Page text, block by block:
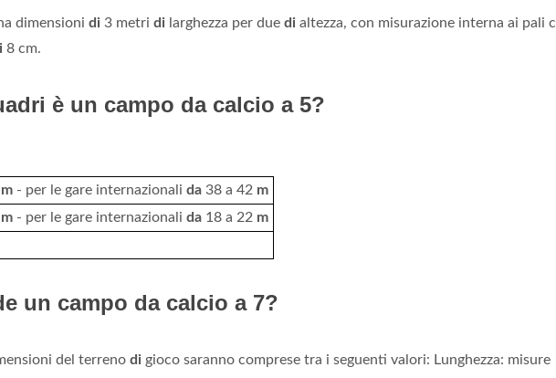
dimensioni di 3 metri di larghezza per due di altezza, con misurazione interna ai pali
8 cm.
è un campo da calcio a 5?
m - per le gare internazionali da 38 a 42 m
m - per le gare internazionali da 18 a 22 m
un campo da calcio a 7?
del terreno di gioco saranno comprese tra i seguenti valori: Lunghezza: misure